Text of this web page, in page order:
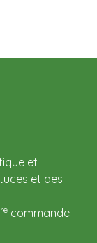
et
et des
commande